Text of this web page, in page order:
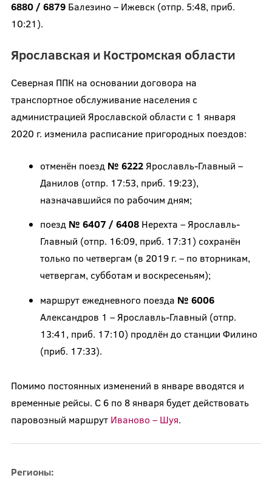
6880 / 6879Балезино – Ижевск (отпр. 5:48, приб.
10:21).
Ярославская и Костромская области
Северная ППК на основании договора на
транспортное обслуживание населения с
администрацией Ярославской области с 1 января
2020 г. изменила расписание пригородных поездов:
отменён поезд № 6222Ярославль-Главный –
Данилов (отпр. 17:53, приб. 19:23),
назначавшийся по рабочим дням;
поезд № 6407 / 6408Нерехта – Ярославль-
Главный (отпр. 16:09, приб. 17:31) сохранён
только по четвергам (в 2019 г. – по вторникам,
четвергам, субботам и воскресеньям);
маршрут ежедневного поезда № 6006
Александров 1 – Ярославль-Главный (отпр.
13:41, приб. 17:10) продлён до станции Филино
(приб. 17:33).
Помимо постоянных изменений в январе вводятся и
временные рейсы. С 6 по 8 января будет действовать
паровозный маршрут Иваново – Шуя.
Регионы: